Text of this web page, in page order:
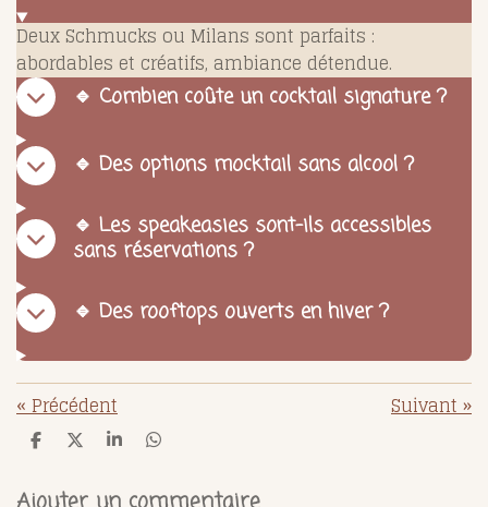
Deux Schmucks ou Milans sont parfaits :
abordables et créatifs, ambiance détendue.
🔹 Combien coûte un cocktail signature ?
🔹 Des options mocktail sans alcool ?
🔹 Les speakeasies sont-ils accessibles
sans réservations ?
🔹 Des rooftops ouverts en hiver ?
«Précédent Suivant»
P
t
P
t
P
t
P
t